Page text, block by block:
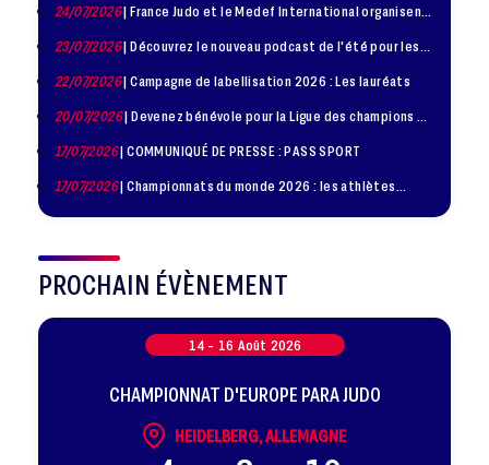
24/07/2026| France Judo et le Medef International organisent
23/07/2026| Découvrez le nouveau podcast de l'été pour les
22/07/2026| Campagne de labellisation 2026 : Les lauréats
20/07/2026| Devenez bénévole pour la Ligue des champions de
17/07/2026| COMMUNIQUÉ DE PRESSE : PASS SPORT
17/07/2026| Championnats du monde 2026 : les athlètes
PROCHAIN ÉVÈNEMENT
14 - 16 Août 2026
CHAMPIONNAT D'EUROPE PARA JUDO
HEIDELBERG, ALLEMAGNE